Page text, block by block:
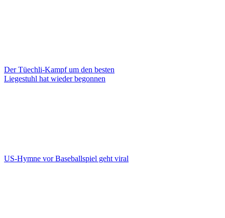
Der Tüechli-Kampf um den besten
Liegestuhl hat wieder begonnen
US-Hymne vor Baseballspiel geht viral